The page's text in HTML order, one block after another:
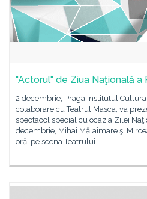
"Actorul" de Ziua Naţională a
2 decembrie, Praga Institutul
colaborare cu Teatrul Masca, va
spectacol special cu ocazia Zilei
decembrie, Mihai Mălaimare şi
oră, pe scena Teatrului